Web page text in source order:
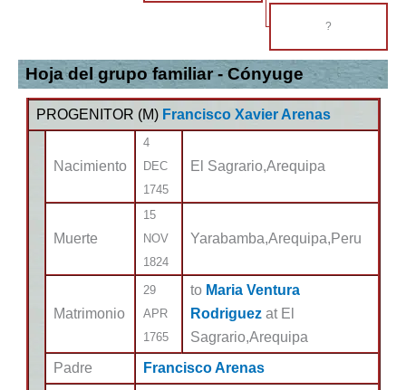
?
Hoja del grupo familiar - Cónyuge
PROGENITOR (M) Francisco Xavier Arenas
Nacimiento
4
DEC
1745
El Sagrario,Arequipa
Muerte
15
NOV
1824
Yarabamba,Arequipa,Peru
Matrimonio
29
APR
1765
to Maria Ventura
Rodriguez at El
Sagrario,Arequipa
Padre
Francisco Arenas